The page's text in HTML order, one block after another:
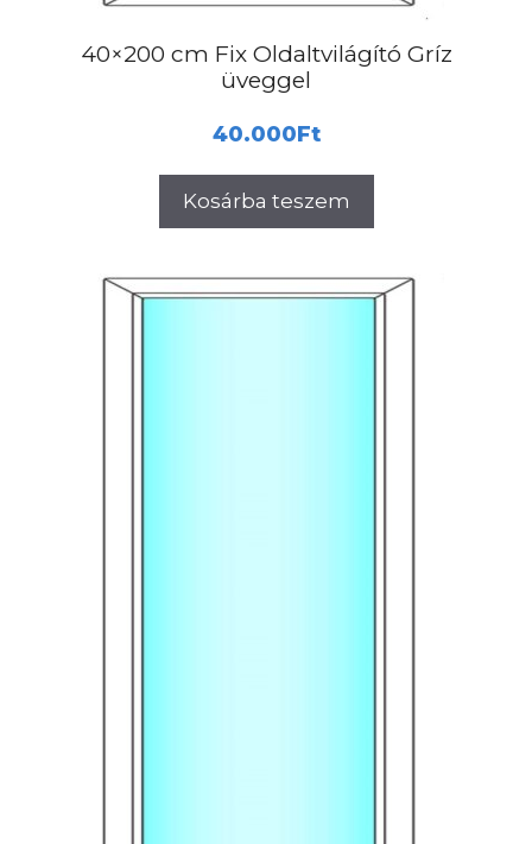
40×200 cm Fix Oldaltvilágító Gríz
üveggel
40.000Ft
Kosárba teszem